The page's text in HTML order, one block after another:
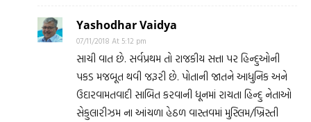
Yashodhar Vaidya
07/11/2018 At 5:12 pm
સાચી વાત છે. સર્વપ્રથમ તો રાજકીય સત્તા પર હિન્દુઓની
પકડ મજબૂત થવી જરૂરી છે. પોતાની જાતને આધુનિક અને
ઉદારવામતવાદી સાબિત કરવાની ધૂનમાં રાચતા હિન્દુ નેતાઓ
સેકુલારીઝમ ના આંચળા હેઠળ વાસ્તવમાં મુસ્લિમ/ખ્રિસ્તી